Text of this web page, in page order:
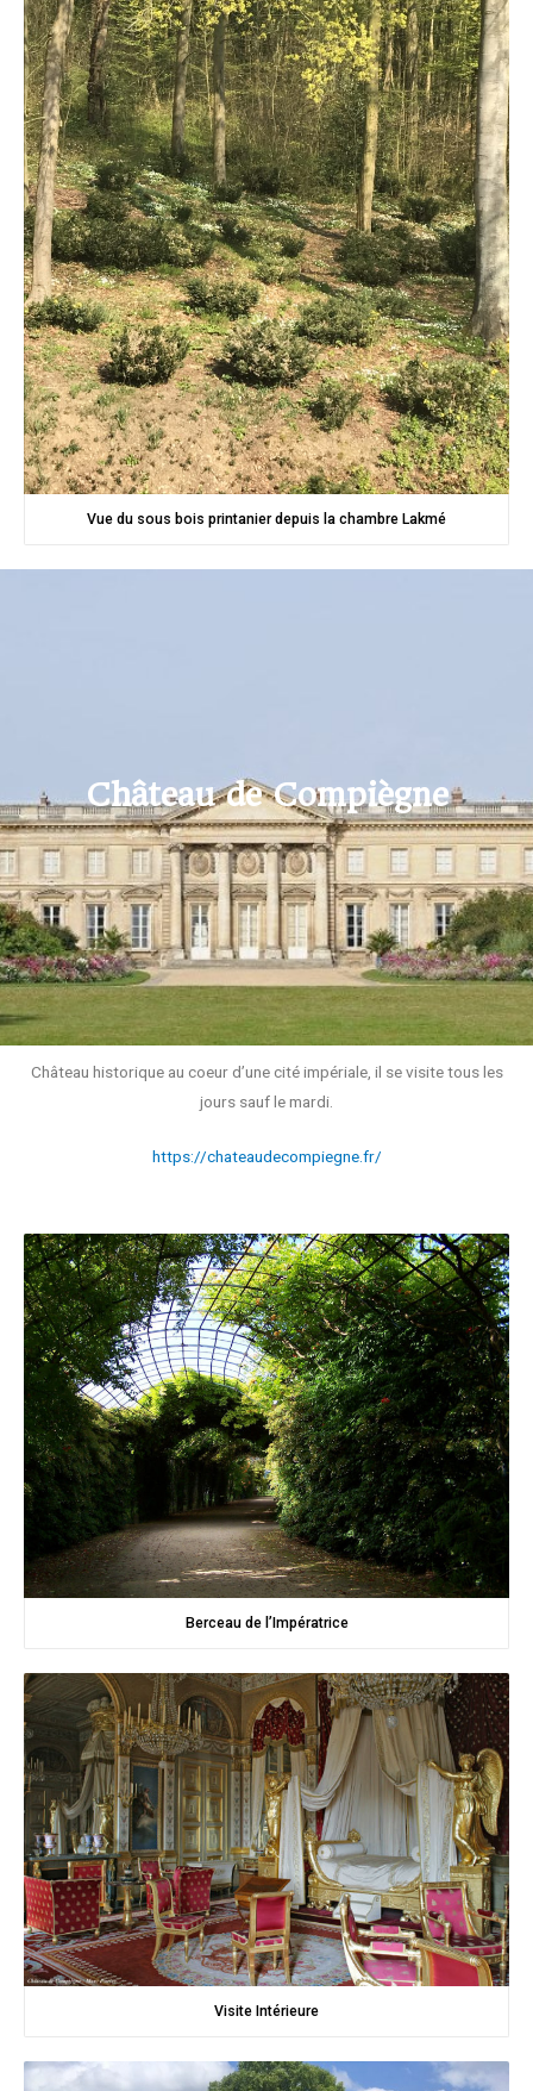
Vue du sous bois printanier depuis la chambre Lakmé
Château de Compiègne
Château historique au coeur d’une cité impériale, il se visite tous les
jours sauf le mardi.
https://chateaudecompiegne.fr/
Berceau de l’Impératrice
Visite Intérieure